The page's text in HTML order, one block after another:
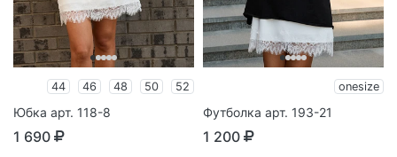
44 46 48 50 52
Юбка арт. 118-8
1 690
onesize
Футболка арт. 193-21
1 200